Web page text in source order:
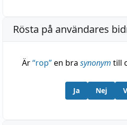
Rösta på användares
Är“rop”en bra synonym till
Ja Nej